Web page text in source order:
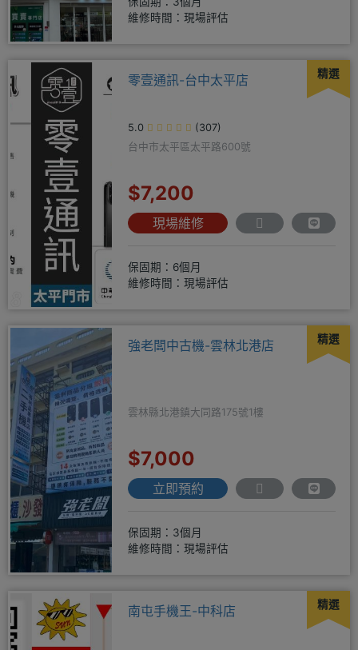
維修時間：現場評估
精選
零壹通訊-台中太平店
5.0
(307)
台中市太平區太平路600號
$7,200
現場維修
保固期：6個月
維修時間：現場評估
精選
強老闆中古機-雲林北港店
雲林縣北港鎮大同路175號1樓
$7,000
立即預約
保固期：3個月
維修時間：現場評估
精選
南屯手機王-中科店